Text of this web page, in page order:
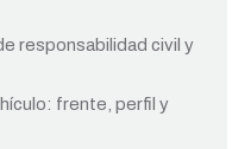
responsabilidad civil y
frente, perfil y